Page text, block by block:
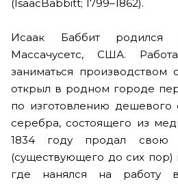
(IsaacBabbitt; 1799–1862).
Исаак Баббит родился
Массачусетс, США.
заниматься производством
открыл в родном городе
по изготовлению дешевого
серебра, состоящего из
1834 году продал свою
(существующего до сих пор)
где нанялся на работу